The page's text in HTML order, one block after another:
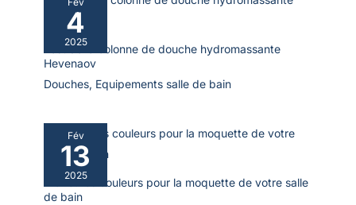
4
2025
Test de la colonne de douche hydromassante
Hevenaov
Douches, Equipements salle de bain
Fév
13
2025
Meilleures couleurs pour la moquette de votre salle
de bain